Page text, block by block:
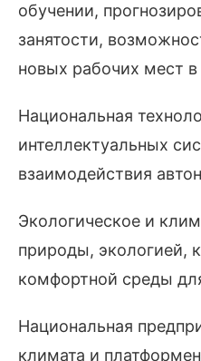
обучении,
занятости,
новых рабочих мест
Национальная
интеллектуальных
взаимодействия
Экологическое и
природы, экологией,
комфортной среды
Национальная
климата и